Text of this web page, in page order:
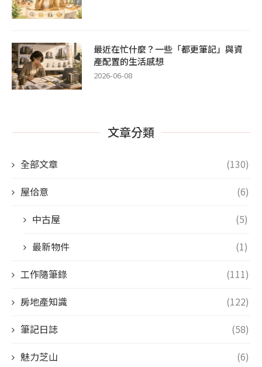
最近在忙什麼？一些「都更筆記」與資
產配置的生活感想
2026-06-08
文章分類
全部文章
(130)
屋佮意
(6)
中古屋
(5)
最新物件
(1)
工作隨筆錄
(111)
房地產知識
(122)
筆記日誌
(58)
魅力芝山
(6)